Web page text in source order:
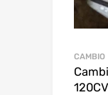
CAMBIO